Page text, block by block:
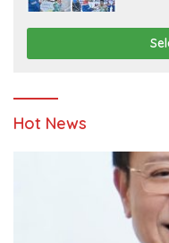
Hot News